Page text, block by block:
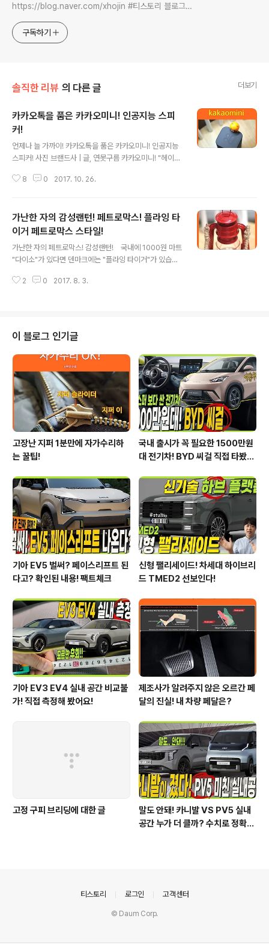
https://blog.naver.com/xhojin #티스토리 블로그
https://www.youtube.com/c/연못구름 콜라보 문의는
xhojin@naver.com 으로 주시면 신속하게 답변 드리겠습니
구독하기
솔직한 리뷰 의 다른 글 더보기
카카오톡을 품은 카카오미니! 인공지능 스피
커!
언제나 늘 가까이! 카카오톡을 품은 카카오미니! 인공지능
스피커! 사진 브랜드사 | 글, 연못구름 카카오미니! "헤이카
화! 커다란 아날로그 스피커를 대표하는 오디오 스피커는
전원에 연결되어 있다 보니 청취공간이 한정되어 있고 이
동할 수 없다 보니 캠핑장이나 야외와 같은 공간에서 사용
할 수 없습니다. 하지만 스마트폰 등장과 함께 무선 기술의
표준으로 대표되는 블루투스의 등장은 음질적으로 우수한
아날로그 스피커의 장점에도 불구하고 무선의 편리함 때문
에 음향기기 시장을 무선 중심 기술로 변하게 만들었습니
8 0 2017. 10. 26.
가난한 자의 감성랜턴! 페트로막스! 플라잉 타
이거 페트로막스 스타일!
가난한 자의 페트로막스! 감성랜턴! ​ ​ ​ 국내에 1000원 마트
"다이소"가 있다면 덴마크에는 "플라잉 타이거"가 있습니
장입니다. ​ ​ ​ 집안 소품의 역할뿐만 아니라 캠핑장에서 사용
잡이가 있어서 손잡이를 이용해서 걸어놓을 수 있습니다. ​ ​ ​
제품의 크기는 높이가 약 20cm 폭이 약 13cm 정도로 기
존 페트로막스 보다는 작은 사이즈이지만 감성랜턴 용도로
사용하기에는 크게 부족함이 없는 사이즈입니다. ​ ​ ​ 초등학
교 아이가 들고 있는 것으로 제품의 크기를 참고..
2 0 2017. 8. 3.
이 블로그 인기글
고장난 지퍼 1분만에 자가수리하
는 꿀팁!
국내 출시가 꼭 필요한 1500만원
대 전기차! BYD 씨걸 직접 타봤습
기아 EV5 벌써? 페이스리프트 된
다고? 확인된 내용! 팩트체크
신형 팰리세이드! 차세대 하이브리
드 TMED2 선보인다!
기아 EV3 EV4 실내 공간 비교불
가! 직접 측정해 봤어요!
제조사가 알려주지 않은 오르간 페
달의 진실! 내 차량 페달은?
고정 구피 브리딩에 대한 글
말도 안돼! 카니발 VS PV5 실내
공간 누가 더 클까? 수치로 정확하
티스토리 로그인 고객센터
© Daum Corp.